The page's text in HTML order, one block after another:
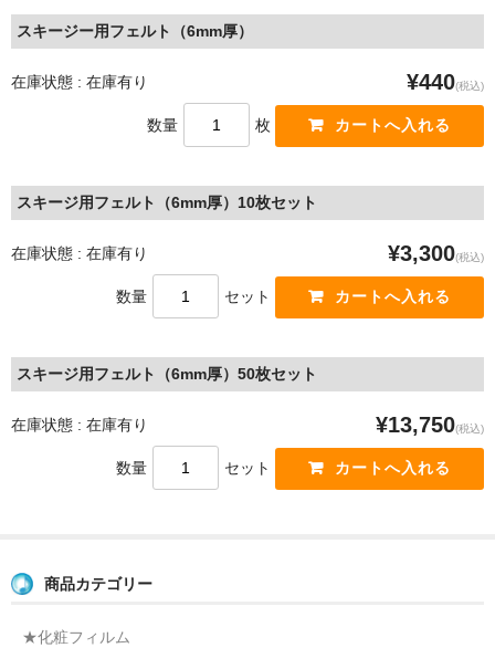
スキージー用フェルト（6mm厚）
在庫状態 : 在庫有り ¥440(税込)
数量 枚
スキージ用フェルト（6mm厚）10枚セット
在庫状態 : 在庫有り ¥3,300(税込)
数量 セット
スキージ用フェルト（6mm厚）50枚セット
在庫状態 : 在庫有り ¥13,750(税込)
数量 セット
商品カテゴリー
★化粧フィルム